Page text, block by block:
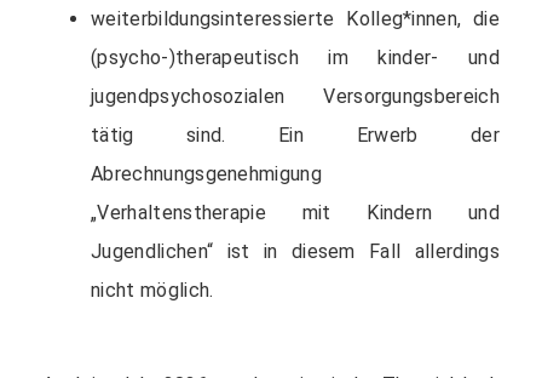
weiterbildungsinteressierte Kolleg*innen, die
(psycho-)therapeutisch im kinder- und
jugendpsychosozialen Versorgungsbereich
tätig sind. Ein Erwerb der
Abrechnungsgenehmigung
„Verhaltenstherapie mit Kindern und
Jugendlichen“ ist in diesem Fall allerdings
nicht möglich.